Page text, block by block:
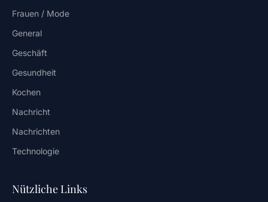
Frauen / Mode
General
Geschäft
Gesundheit
Kochen
Nachricht
Nachrichten
Technologie
Nützliche Links